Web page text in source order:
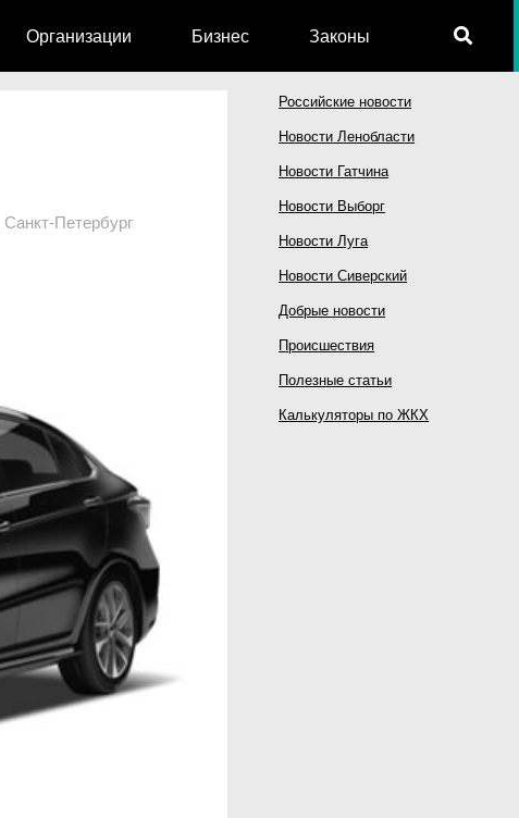
Организации Бизнес Законы
Санкт-Петербург
Российские новости
Новости Ленобласти
Новости Гатчина
Новости Выборг
Новости Луга
Новости Сиверский
Добрые новости
Происшествия
Полезные статьи
Калькуляторы по ЖКХ